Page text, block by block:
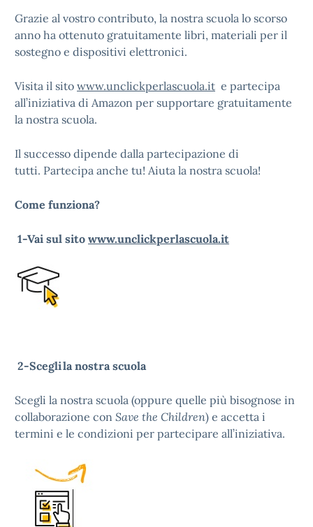
Grazie al vostro contributo, la nostra scuola lo scorso
anno ha ottenuto gratuitamente libri, materiali per il
sostegno e dispositivi elettronici.
Visita il sito www.unclickperlascuola.it e partecipa
all’iniziativa di Amazon per supportare gratuitamente
la nostra scuola.
Il successo dipende dalla partecipazione di
tutti. Partecipa anche tu! Aiuta la nostra scuola!
Come funziona?
1-Vai sul sito www.unclickperlascuola.it
2-Sceglila nostra scuola
Scegli la nostra scuola (oppure quelle più bisognose in
collaborazione con Save the Children) e accetta i
termini e le condizioni per partecipare all’iniziativa.